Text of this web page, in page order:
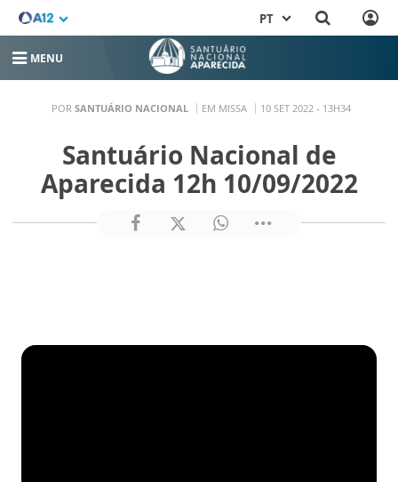
PT
MENU
POR SANTUÁRIO NACIONAL EM MISSA 10 SET 2022 - 13H34
Santuário Nacional de
Aparecida 12h 10/09/2022